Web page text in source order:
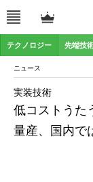
テクノロジー 先端技
ニュース
低コストうた
量産、国内で
実装技術